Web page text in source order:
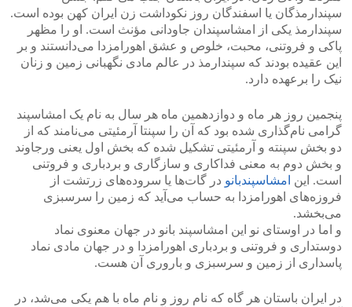
سپندارمذگان یا اسفندگان روز نکوداشت زن ایران کهن بوده است.
سپندارمذ یکی از امشاسپندان جاودانی مؤنث است. او را مظهر
پاکی و فروتنی، محبت، خلوص و عشق اهورامزدا می‌دانستند و بر
این عقیده بودند که سپندارمذ در عالم مادی نگهبانی زمین و زنان
نیک را برعهده دارد.
پنجمین روز هر ماه و دوازدهمین ماه هر سال به نام یک امشاسپند
گرامی نام‌گذاری شده بود که آن را سپنتا آرمئیتی می‌نامند که از
دو بخش سپنته و آرمئیتی تشکیل شده که بخش اول یعنی ورجاوند
و بخش دوم به معنی فداکاری و سازگاری و بردباری و فروتنی
است. این امشاسپندبانو در گات‌ها یا سروده‌های زرتشت از
فروزه‌های اهورامزدا به حساب می‌‌آید که زمین را سرسبزی
می‌بخشد.
و اما در اوستای نو این امشاسپند بانو در جهان معنوی نماد
دوستداری و فروتنی و بردباری اهورامزدا و در جهان مادی نماد
پاسداری از زمین و سرسبزی و باروری آن هست.
در ایران باستان هر گاه که نام روز و نام ماه با هم یکی می‌شد، در